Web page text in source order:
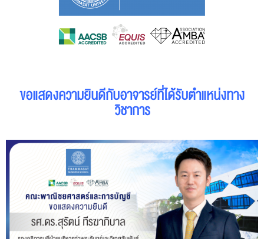
ขอแสดงความยินดีกับอาจารย์ที่ได้รับตำแหน่งทาง
วิชาการ